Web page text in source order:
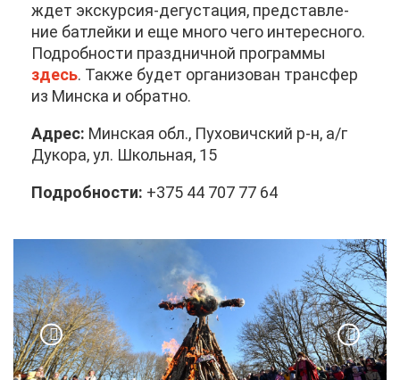
ждет экс­кур­сия-де­гу­ста­ция, пред­став­ле­
ние бат­лей­ки и еще мно­го че­го ин­те­рес­но­го.
По­дроб­но­сти празд­нич­ной про­грам­мы
здесь. Та­к­же бу­дет ор­га­ни­зо­ван транс­фер
из Мин­ска и об­рат­но.
Ад­рес: Мин­ская обл., Пу­хо­вич­ский р-н, а/г
Ду­ко­ра, ул. Школь­ная, 15
По­дроб­но­сти: +375 44 707 77 64